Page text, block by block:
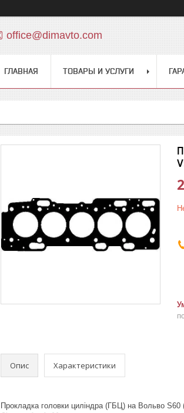
office@dimavto.com
ГЛАВНАЯ ТОВАРЫ И УСЛУГИ
Опис Характеристики
Прокладка головки циліндра (ГБЦ) на Вольво